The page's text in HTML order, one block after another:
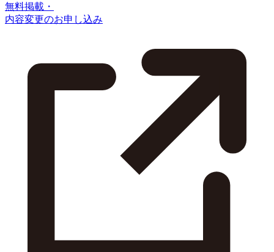
無料掲載・
内容変更のお申し込み